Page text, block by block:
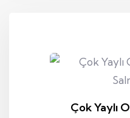
Çok Yaylı